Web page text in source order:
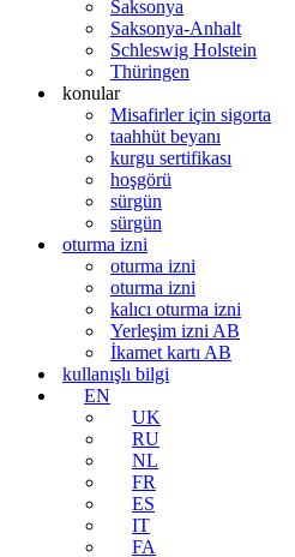
Saksonya
Saksonya-Anhalt
Schleswig Holstein
Thüringen
konular
Misafirler için sigorta
taahhüt beyanı
kurgu sertifikası
hoşgörü
sürgün
sürgün
oturma izni
oturma izni
oturma izni
kalıcı oturma izni
Yerleşim izni AB
İkamet kartı AB
kullanışlı bilgi
EN
UK
RU
NL
FR
ES
IT
FA